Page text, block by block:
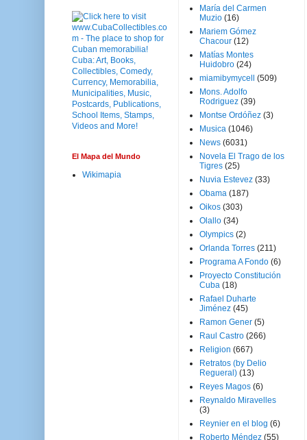
El Mapa del Mundo
Wikimapia
María del Carmen
Muzio (16)
Mariem Gómez
Chacour (12)
Matías Montes
Huidobro (24)
miamibymycell
(509)
Mons. Adolfo
Rodriguez (39)
Montse Ordóñez (3)
Musica (1046)
News (6031)
Novela El Trago de los
Tigres (25)
Nuvia Estevez (33)
Obama (187)
Oikos (303)
Olallo (34)
Olympics (2)
Orlanda Torres (211)
Programa A Fondo (6)
Proyecto Constitución
Cuba (18)
Rafael Duharte
Jiménez (45)
Ramon Gener (5)
Raul Castro (266)
Religion (667)
Retratos (by Delio
Regueral) (13)
Reyes Magos (6)
Reynaldo Miravelles
(3)
Reynier en el blog (6)
Roberto Méndez (55)